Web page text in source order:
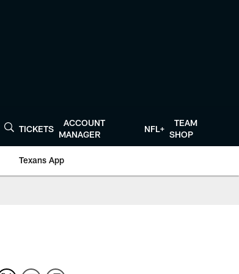
TICKETS
ACCOUNT
MANAGER
NFL+
TEAM
SHOP
Texans App